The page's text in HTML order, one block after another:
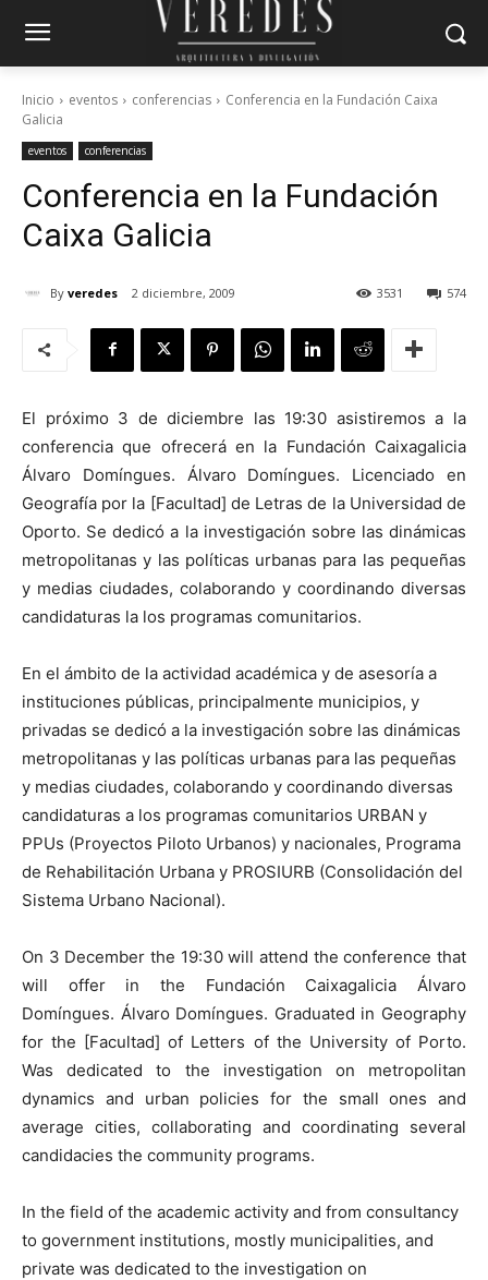
Inicio eventos conferencias
Conferencia en la Fundación Caixa
Galicia
eventos conferencias
Conferencia en la Fundación
Caixa Galicia
By veredes 2 diciembre, 2009 574
3531
El próximo 3 de diciembre las 19:30 asistiremos a la
conferencia que ofrecerá en la Fundación Caixagalicia
Álvaro Domíngues. Álvaro Domíngues. Licenciado en
Geografía por la [Facultad] de Letras de la Universidad de
Oporto. Se dedicó a la investigación sobre las dinámicas
metropolitanas y las políticas urbanas para las pequeñas
y medias ciudades, colaborando y coordinando diversas
candidaturas la los programas comunitarios.
En el ámbito de la actividad académica y de asesoría a
instituciones públicas, principalmente municipios, y
privadas se dedicó a la investigación sobre las dinámicas
metropolitanas y las políticas urbanas para las pequeñas
y medias ciudades, colaborando y coordinando diversas
candidaturas a los programas comunitarios URBAN y
PPUs (Proyectos Piloto Urbanos) y nacionales, Programa
de Rehabilitación Urbana y PROSIURB (Consolidación del
Sistema Urbano Nacional).
On 3 December the 19:30 will attend the conference that
will offer in the Fundación Caixagalicia Álvaro
Domíngues. Álvaro Domíngues. Graduated in Geography
for the [Facultad] of Letters of the University of Porto.
Was dedicated to the investigation on metropolitan
dynamics and urban policies for the small ones and
average cities, collaborating and coordinating several
candidacies the community programs.
In the field of the academic activity and from consultancy
to government institutions, mostly municipalities, and
private was dedicated to the investigation on